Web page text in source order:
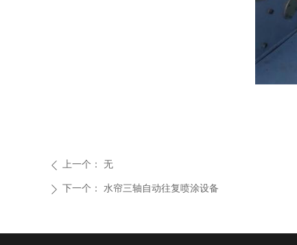
ꄴ 上一个： 无
ꄲ 下一个： 水帘三轴自动往复喷涂设备